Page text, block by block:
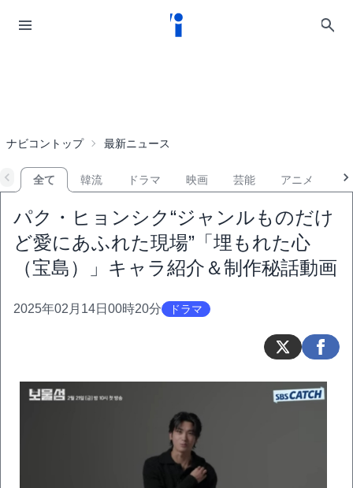
ナビコントップ 最新ニュース
全て 韓流 ドラマ 映画 芸能 アニメ
パク・ヒョンシク“ジャンルものだけ
ど愛にあふれた現場”「埋もれた心
（宝島）」キャラ紹介＆制作秘話動画
2025年02月14日00時20分 ドラマ